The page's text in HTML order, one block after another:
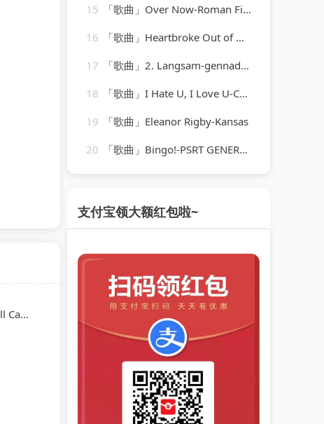
15
「歌曲」Over Now-Roman Fischer
16
「歌曲」Heartbroke Out of My Mind-Brooks & Dunn
17
「歌曲」2. Langsam-gennady rozhdestvensky、jean martinon、Paris Conservatoire Orchestra
18
「歌曲」I Hate U, I Love U-CokeCod
19
「歌曲」Eleanor Rigby-Kansas
20
「歌曲」Bingo!-PSRT GENERAL
支付宝领大额红包啦~